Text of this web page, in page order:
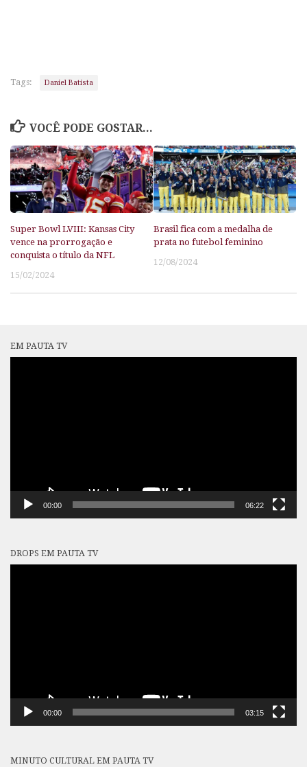
Tags: Daniel Batista
VOCÊ PODE GOSTAR...
Super Bowl LVIII: Kansas City
vence na prorrogação e
conquista o título da NFL
15/02/2024
Brasil fica com a medalha de
prata no futebol feminino
12/08/2024
EM PAUTA TV
00:00 06:22
DROPS EM PAUTA TV
00:00 03:15
MINUTO CULTURAL EM PAUTA TV